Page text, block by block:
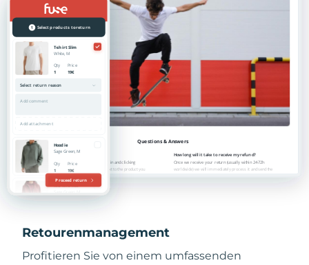
Retourenmanagement
Profitieren Sie von einem umfassenden